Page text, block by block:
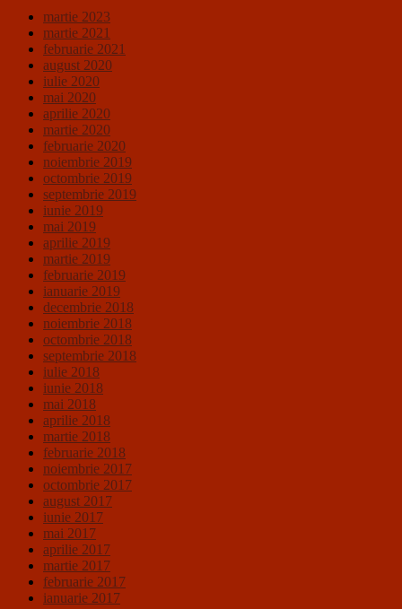
martie 2023
martie 2021
februarie 2021
august 2020
iulie 2020
mai 2020
aprilie 2020
martie 2020
februarie 2020
noiembrie 2019
octombrie 2019
septembrie 2019
iunie 2019
mai 2019
aprilie 2019
martie 2019
februarie 2019
ianuarie 2019
decembrie 2018
noiembrie 2018
octombrie 2018
septembrie 2018
iulie 2018
iunie 2018
mai 2018
aprilie 2018
martie 2018
februarie 2018
noiembrie 2017
octombrie 2017
august 2017
iunie 2017
mai 2017
aprilie 2017
martie 2017
februarie 2017
ianuarie 2017